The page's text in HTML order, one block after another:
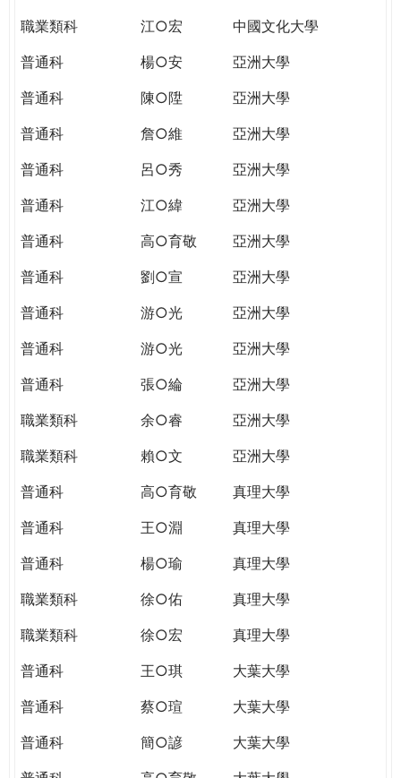
職業類科
江○宏
中國文化大學
普通科
楊○安
亞洲大學
普通科
陳○陞
亞洲大學
普通科
詹○維
亞洲大學
普通科
呂○秀
亞洲大學
普通科
江○緯
亞洲大學
普通科
高○育敬
亞洲大學
普通科
劉○宣
亞洲大學
普通科
游○光
亞洲大學
普通科
游○光
亞洲大學
普通科
張○綸
亞洲大學
職業類科
余○睿
亞洲大學
職業類科
賴○文
亞洲大學
普通科
高○育敬
真理大學
普通科
王○淵
真理大學
普通科
楊○瑜
真理大學
職業類科
徐○佑
真理大學
職業類科
徐○宏
真理大學
普通科
王○琪
大葉大學
普通科
蔡○瑄
大葉大學
普通科
簡○諺
大葉大學